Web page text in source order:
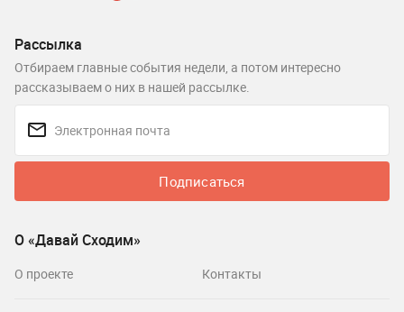
Рассылка
Отбираем главные события недели, а потом интересно
рассказываем о них в нашей рассылке.
Подписаться
О «Давай Сходим»
О проекте Контакты